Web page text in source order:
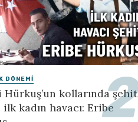
DÖNEMI
Hürkuş’un kollarında şehit
ilk kadın havacı: Eribe